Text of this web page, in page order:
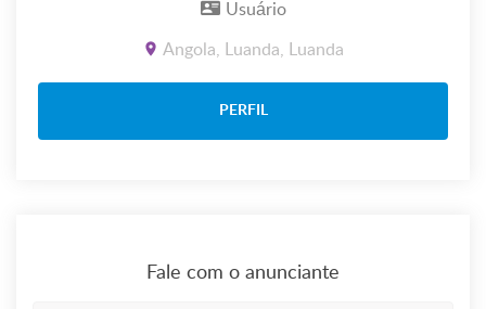
Usuário
Angola, Luanda, Luanda
PERFIL
Fale com o anunciante